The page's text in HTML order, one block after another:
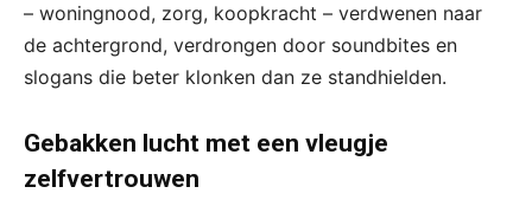
– woningnood, zorg, koopkracht – verdwenen naar
de achtergrond, verdrongen door soundbites en
slogans die beter klonken dan ze standhielden.
Gebakken lucht met een vleugje
zelfvertrouwen